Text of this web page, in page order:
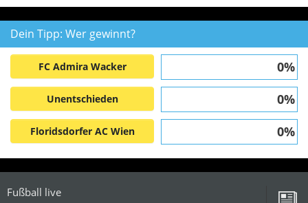
Dein Tipp: Wer gewinnt?
FC Admira Wacker 0%
Unentschieden 0%
Floridsdorfer AC Wien 0%
Fußball live